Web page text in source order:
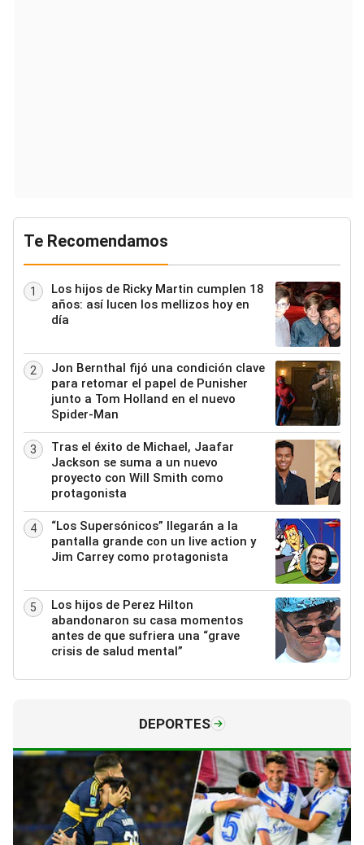
Te Recomendamos
1
Los hijos de Ricky Martin cumplen 18
años: así lucen los mellizos hoy en
día
2
Jon Bernthal fijó una condición clave
para retomar el papel de Punisher
junto a Tom Holland en el nuevo
Spider-Man
3
Tras el éxito de Michael, Jaafar
Jackson se suma a un nuevo
proyecto con Will Smith como
protagonista
4
“Los Supersónicos” llegarán a la
pantalla grande con un live action y
Jim Carrey como protagonista
5
Los hijos de Perez Hilton
abandonaron su casa momentos
antes de que sufriera una “grave
crisis de salud mental”
DEPORTES